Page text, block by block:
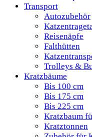
Transport
Autozubehör
Reisenäpfe
Falthütten
Trolleys &
Kratzbäume
Bis 100 cm
Bis 175 cm
Bis 225 cm
Kratzbaum
Kratztonnen